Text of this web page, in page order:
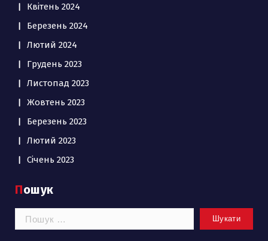
Квітень 2024
Березень 2024
Лютий 2024
Грудень 2023
Листопад 2023
Жовтень 2023
Березень 2023
Лютий 2023
Січень 2023
Пошук
Пошук: